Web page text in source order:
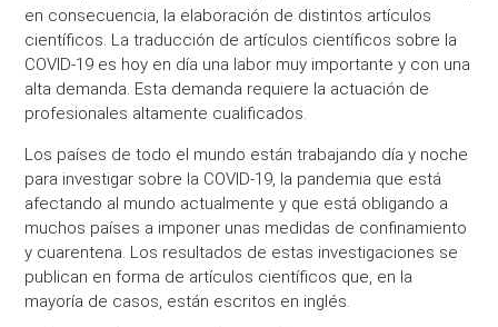
en consecuencia, la elaboración de distintos artículos
científicos. La traducción de artículos científicos sobre la
COVID-19 es hoy en día una labor muy importante y con una
alta demanda. Esta demanda requiere la actuación de
profesionales altamente cualificados.
Los países de todo el mundo están trabajando día y noche
para investigar sobre la COVID-19, la pandemia que está
afectando al mundo actualmente y que está obligando a
muchos países a imponer unas medidas de confinamiento
y cuarentena. Los resultados de estas investigaciones se
publican en forma de artículos científicos que, en la
mayoría de casos, están escritos en inglés.